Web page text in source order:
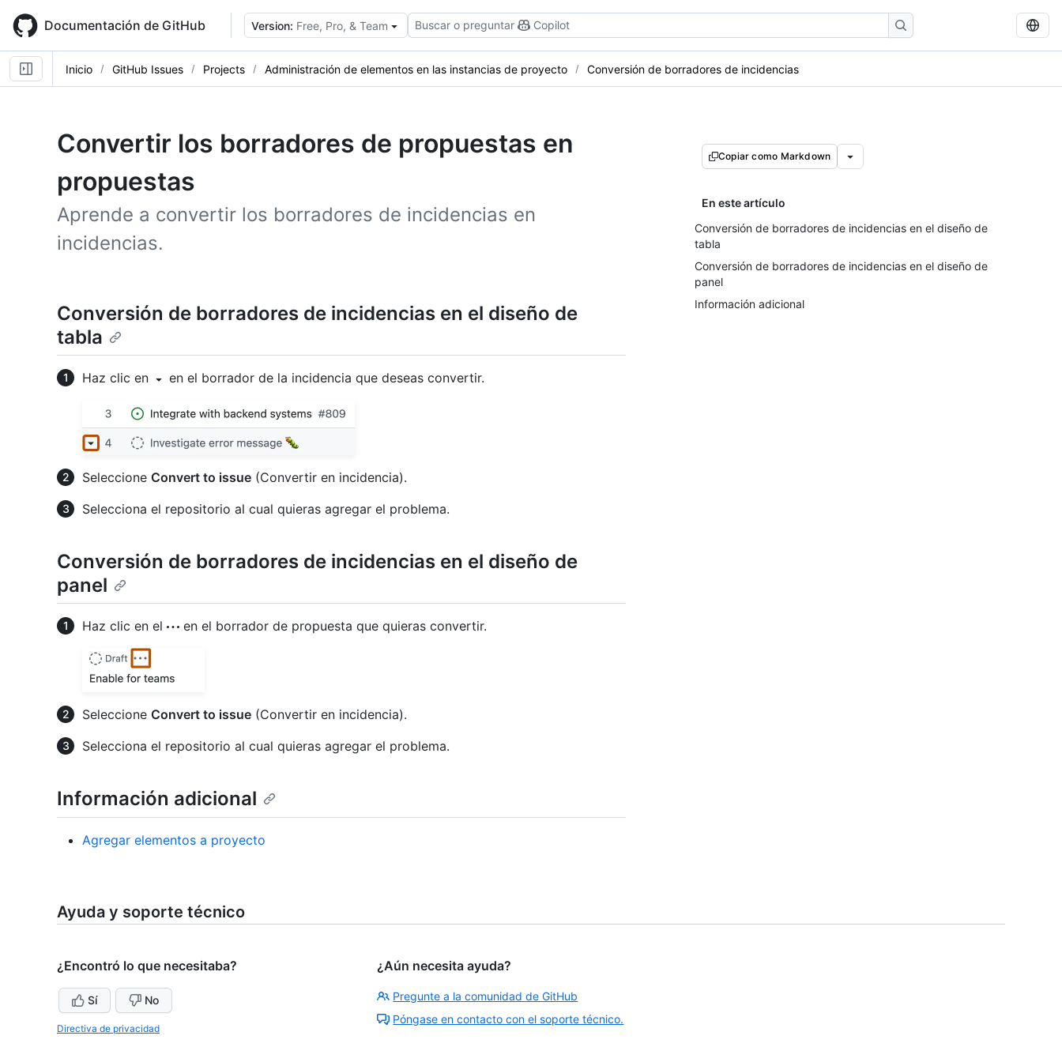
main
content
Documentación de GitHub Version: Free, Pro, & Team Buscar o preguntar Copilot
Inicio GitHub Issues Projects Administración de elementos en las instancias de proyecto Conversión de borradores de incidencias
Convertir los borradores de propuestas en
propuestas
Aprende a convertir los borradores de incidencias en
incidencias.
Copiar como Markdown
En este artículo
Conversión de borradores de incidencias en el diseño de
tabla
Conversión de borradores de incidencias en el diseño de
panel
Información adicional
Conversión de borradores de incidencias en el diseño de
tabla
Haz clic en en el borrador de la incidencia que deseas convertir.
Seleccione Convert to issue (Convertir en incidencia).
Selecciona el repositorio al cual quieras agregar el problema.
Conversión de borradores de incidencias en el diseño de
panel
Haz clic en el en el borrador de propuesta que quieras convertir.
Seleccione Convert to issue (Convertir en incidencia).
Selecciona el repositorio al cual quieras agregar el problema.
Información adicional
Agregar elementos a proyecto
Ayuda y soporte técnico
¿Encontró lo que necesitaba?
Sí No
Directiva de privacidad
¿Aún necesita ayuda?
Pregunte a la comunidad de GitHub
Póngase en contacto con el soporte técnico.